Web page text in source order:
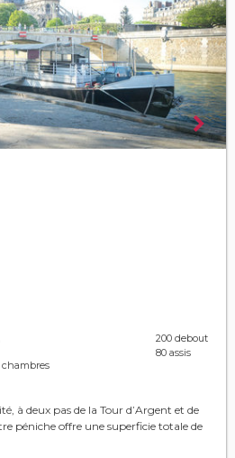
chambres
200 debout
80 assis
à deux pas de la Tour d’Argent et de
péniche offre une superficie totale de